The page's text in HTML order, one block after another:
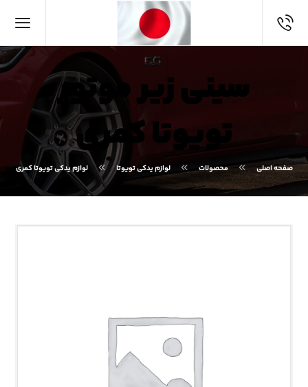
سینی زیر موتور
تویوتا کمری
صفحه اصلی محصولات لوازم یدکی تویوتا لوازم یدکی تویوتا کمری